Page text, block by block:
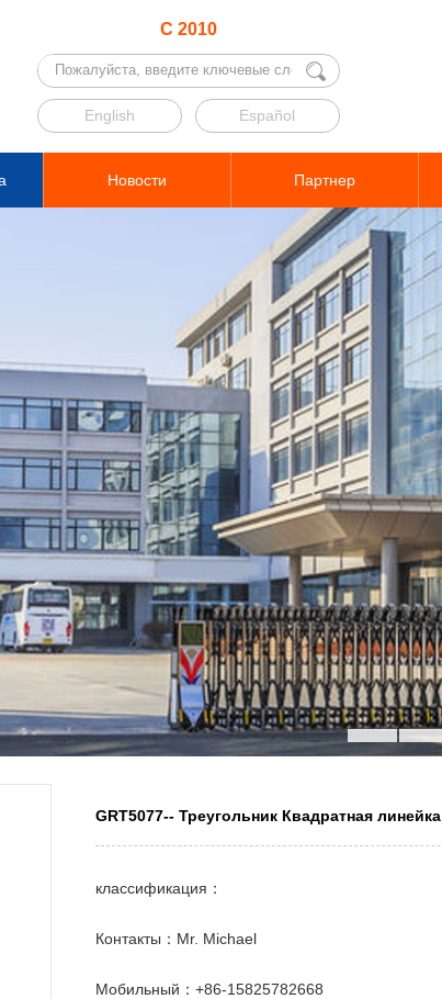
С 2010
English Español
Новости Партнер
GRT5077-- Треугольник Квадратная линейка
классификация：
Контакты：Mr. Michael
Мобильный：+86-15825782668